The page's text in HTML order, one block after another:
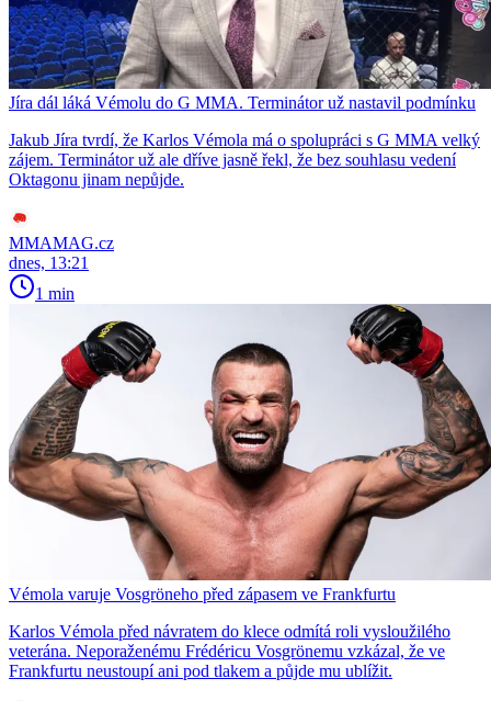
Jíra dál láká Vémolu do G MMA. Terminátor už nastavil podmínku
Jakub Jíra tvrdí, že Karlos Vémola má o spolupráci s G MMA velký
zájem. Terminátor už ale dříve jasně řekl, že bez souhlasu vedení
Oktagonu jinam nepůjde.
MMAMAG.cz
dnes, 13:21
1 min
Vémola varuje Vosgröneho před zápasem ve Frankfurtu
Karlos Vémola před návratem do klece odmítá roli vysloužilého
veterána. Neporaženému Frédéricu Vosgrönemu vzkázal, že ve
Frankfurtu neustoupí ani pod tlakem a půjde mu ublížit.